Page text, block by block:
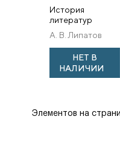
История
литератур
западных и
южных славян.
Том I: От истоков
до середины XVIII
века /
А. В. Липатов
НЕТ В
НАЛИЧИИ
Элементов на